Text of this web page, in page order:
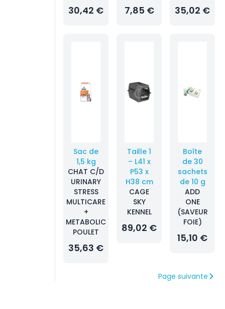
30,42 € 7,85 € 35,02 €
Sac de
1,5 kg
CHAT C/D
URINARY
STRESS
MULTICARE
+
METABOLIC
POULET
35,63 €
Taille 1
– L41 x
P53 x
H38 cm
CAGE
SKY
KENNEL
89,02 €
Boîte
de 30
sachets
de 10 g
ADD
ONE
(SAVEUR
FOIE)
15,10 €
Page suivante